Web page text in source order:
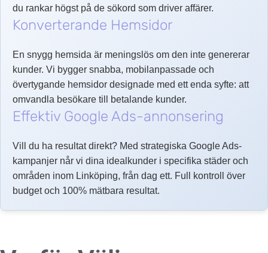
du rankar högst på de sökord som driver affärer.
Konverterande Hemsidor
En snygg hemsida är meningslös om den inte genererar
kunder. Vi bygger snabba, mobilanpassade och
övertygande hemsidor designade med ett enda syfte: att
omvandla besökare till betalande kunder.
Effektiv Google Ads-annonsering
Vill du ha resultat direkt? Med strategiska Google Ads-
kampanjer når vi dina idealkunder i specifika städer och
områden inom Linköping, från dag ett. Full kontroll över
budget och 100% mätbara resultat.